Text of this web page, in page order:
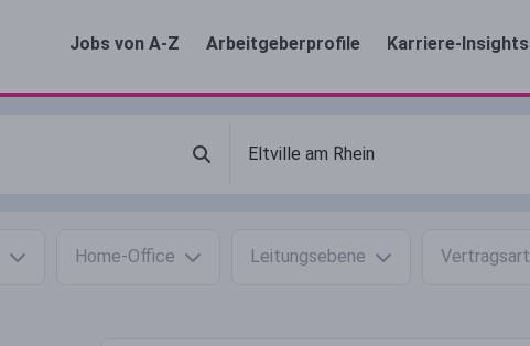
Jobs von A-Z Arbeitgeberprofile Karriere-Insights
Home-Office Leitungsebene Vertragsart